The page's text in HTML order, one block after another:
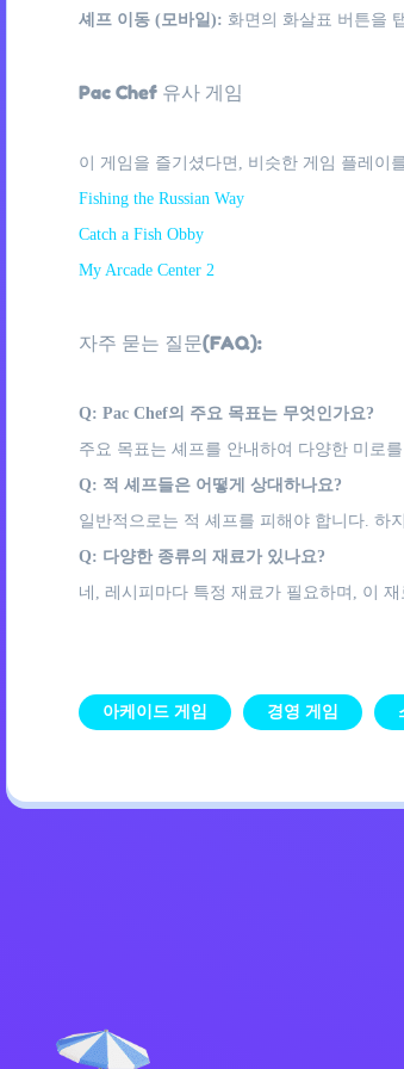
셰프 이동 (모바일): 화면의 화살표 버튼을
Pac Chef 유사 게임
이 게임을 즐기셨다면, 비슷한 게임 플레이
Fishing the Russian Way
Catch a Fish Obby
My Arcade Center 2
자주 묻는 질문(FAQ):
Q: Pac Chef의 주요 목표는 무엇인가요?
주요 목표는 셰프를 안내하여 다양한 미로
Q: 적 셰프들은 어떻게 상대하나요?
일반적으로는 적 셰프를 피해야 합니다. 하
Q: 다양한 종류의 재료가 있나요?
네, 레시피마다 특정 재료가 필요하며, 이
아케이드 게임 경영 게임